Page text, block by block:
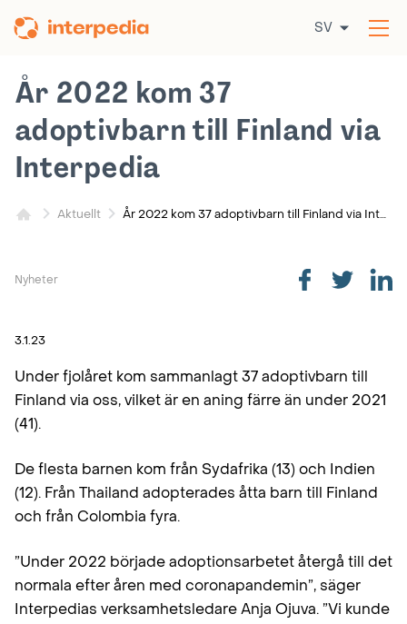
till
SV
Aktuellt År 2022 kom 37 adoptivbarn till Finland via Interpedia
År 2022 kom 37
adoptivbarn till Finland via
Interpedia
Nyheter
3.1.23
Under fjolåret kom sammanlagt 37 adoptivbarn till
Finland via oss, vilket är en aning färre än under 2021
(41).
De flesta barnen kom från Sydafrika (13) och Indien
(12). Från Thailand adopterades åtta barn till Finland
och från Colombia fyra.
”Under 2022 började adoptionsarbetet återgå till det
normala efter åren med coronapandemin”, säger
Interpedias verksamhetsledare Anja Ojuva. ”Vi kunde